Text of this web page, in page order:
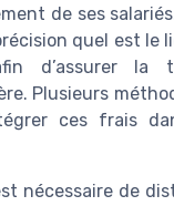
de ses
quel est le
d’assurer la
Plusieurs
ces frais
nécessaire de